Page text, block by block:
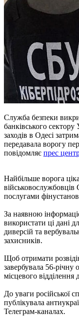
Служба безпеки
банківського
заходів в Одесі
передавала ворогу
повідомляє прес
Найбільше ворога
послугами
За наявною
використати ці дані
диверсій та
захисників.
Щоб отримати
завербувала 56-
місцевого відділення
До уваги російської
публікувала
Телеграм-каналах.